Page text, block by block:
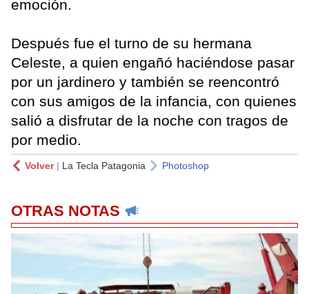
emoción.
Después fue el turno de su hermana
Celeste, a quien engañó haciéndose pasar
por un jardinero y también se reencontró
con sus amigos de la infancia, con quienes
salió a disfrutar de la noche con tragos de
por medio.
Volver| La Tecla Patagonia Photoshop
OTRAS NOTAS